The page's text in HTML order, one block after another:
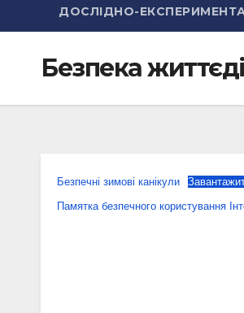
ДОСЛІДНО-
Безпека
Безпечні зимові канікули
Памятка безпечного користування